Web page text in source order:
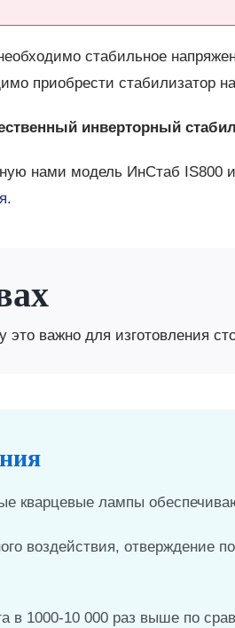
стабильное
приобрести стабилизатор
инверторный
нами модель ИнСтаб IS800
важно для изготовления
кварцевые лампы
воздействия,
в 1000-10 000 раз выше по